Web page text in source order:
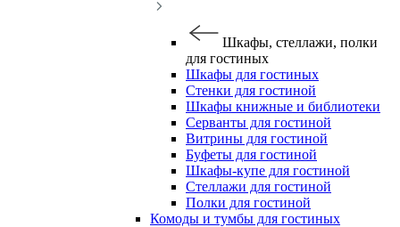
Шкафы, стеллажи, полки
для гостиных
Шкафы для гостиных
Стенки для гостиной
Шкафы книжные и библиотеки
Серванты для гостиной
Витрины для гостиной
Буфеты для гостиной
Шкафы-купе для гостиной
Стеллажи для гостиной
Полки для гостиной
Комоды и тумбы для гостиных